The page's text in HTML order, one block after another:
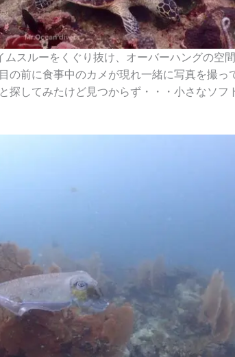
スルーをくぐり抜け、オーバーハングの空
の前に食事中のカメが現れ一緒に写真を撮っ
探してみたけど見つからず・・・小さなソフ